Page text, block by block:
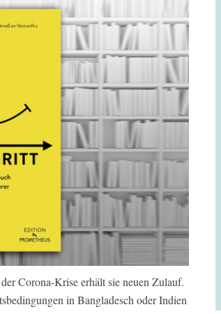
Corona-Krise erhält sie neuen Zulauf.
in Bangladesch oder Indien